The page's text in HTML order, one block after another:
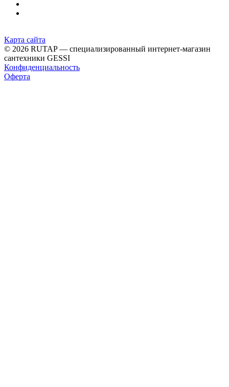
Карта сайта
© 2026 RUTAP — специализированный интернет-магазин
сантехники GESSI
Конфиденциальность
Оферта